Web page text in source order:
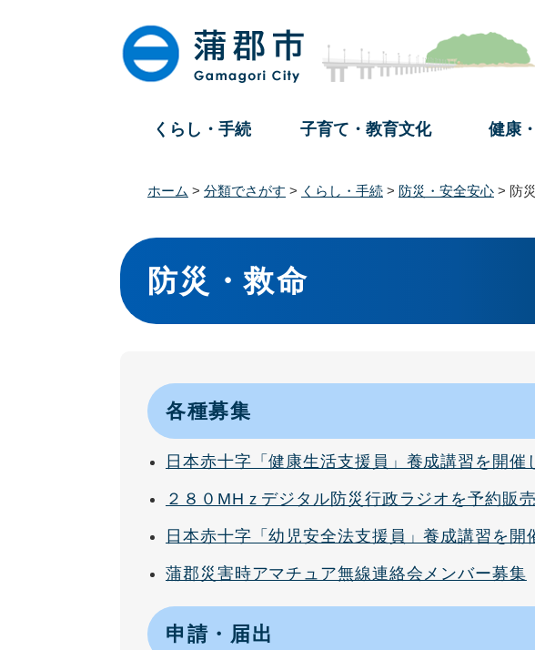
くらし・手続 子育て・教育文化 健康
ホーム > 分類でさがす > くらし・手続 > 防災・安全安心 > 防
本
文
防災・救命
各種募集
日本赤十字「健康生活支援員」養成講習を開催
２８０MHｚデジタル防災行政ラジオを予約販
日本赤十字「幼児安全法支援員」養成講習を開
蒲郡災害時アマチュア無線連絡会メンバー募集
申請・届出